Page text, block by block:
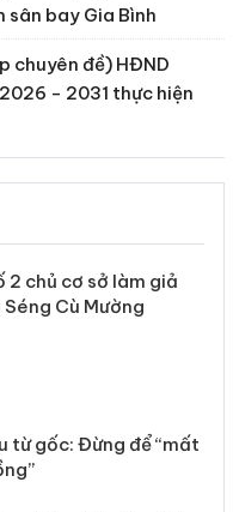
bay Gia Bình
chuyên đề) HĐND
- 2031 thực hiện
2 chủ cơ sở làm giả
Cù Mường
từ gốc: Đừng để
chuồng”